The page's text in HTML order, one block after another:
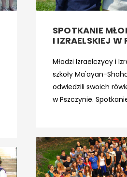
SPOTKANIE
I IZRAELSKIEJ W
Młodzi Izraelczycy i
szkoły Ma'ayan-
odwiedzili swoich
w Pszczynie.